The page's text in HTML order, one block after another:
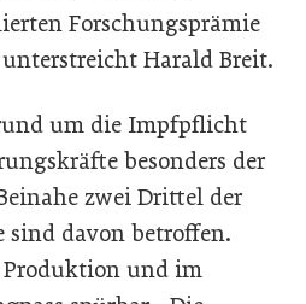
Forschungsprämie
Harald Breit.
um die Impfpflicht
besonders der
zwei Drittel der
sind davon betroffen.
Produktion und im